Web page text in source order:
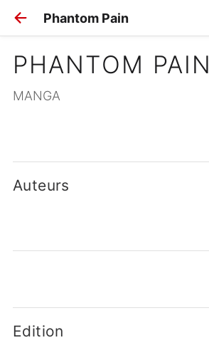
Phantom Pain
PHANTOM PAIN
MANGA
Auteurs
Edition